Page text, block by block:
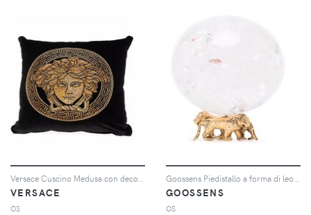
VERSACE
OS
GOOSSENS
OS